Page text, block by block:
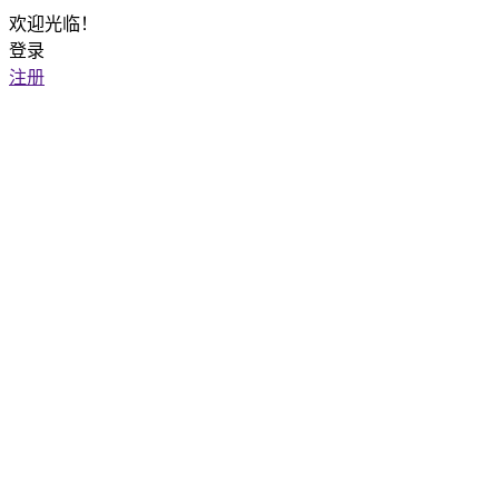
欢迎光临！
登录
注册